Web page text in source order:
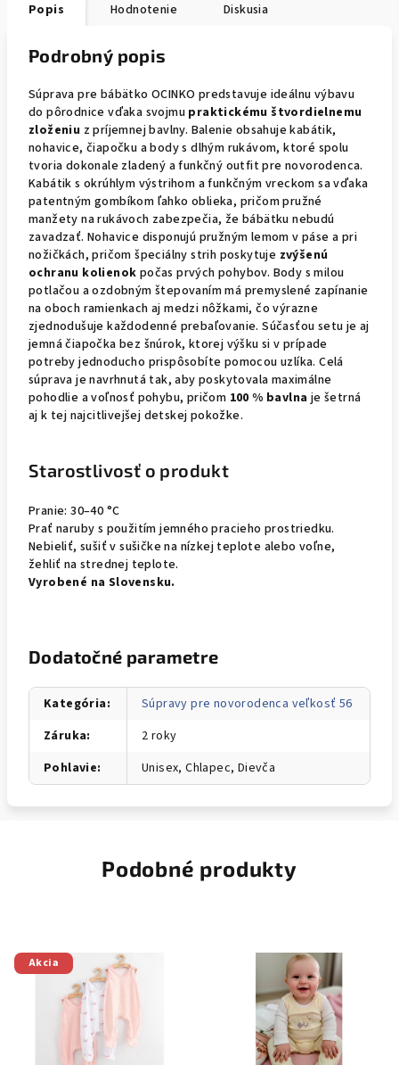
Popis Hodnotenie Diskusia
Podrobný popis
Súprava pre bábätko OCINKO predstavuje ideálnu výbavu
do pôrodnice vďaka svojmu praktickému štvordielnemu
zloženiu z príjemnej bavlny. Balenie obsahuje kabátik,
nohavice, čiapočku a body s dlhým rukávom, ktoré spolu
tvoria dokonale zladený a funkčný outfit pre novorodenca.
Kabátik s okrúhlym výstrihom a funkčným vreckom sa vďaka
patentným gombíkom ľahko oblieka, pričom pružné
manžety na rukávoch zabezpečia, že bábätku nebudú
zavadzať. Nohavice disponujú pružným lemom v páse a pri
nožičkách, pričom špeciálny strih poskytuje zvýšenú
ochranu kolienok počas prvých pohybov. Body s milou
potlačou a ozdobným štepovaním má premyslené zapínanie
na oboch ramienkach aj medzi nôžkami, čo výrazne
zjednodušuje každodenné prebaľovanie. Súčasťou setu je aj
jemná čiapočka bez šnúrok, ktorej výšku si v prípade
potreby jednoducho prispôsobíte pomocou uzlíka. Celá
súprava je navrhnutá tak, aby poskytovala maximálne
pohodlie a voľnosť pohybu, pričom 100 % bavlna je šetrná
aj k tej najcitlivejšej detskej pokožke.
Starostlivosť o produkt
Pranie: 30–40 °C
Prať naruby s použitím jemného pracieho prostriedku.
Nebieliť, sušiť v sušičke na nízkej teplote alebo voľne,
žehliť na strednej teplote.
Vyrobené na Slovensku.
Dodatočné parametre
Kategória:
Súpravy pre novorodenca veľkosť 56
Záruka:
2 roky
Pohlavie: Unisex, Chlapec, Dievča
Podobné produkty
Akcia